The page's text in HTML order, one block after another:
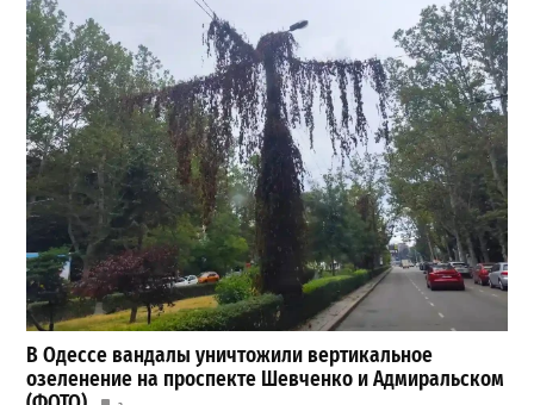
В Одессе вандалы уничтожили вертикальное
озеленение на проспекте Шевченко и Адмиральском